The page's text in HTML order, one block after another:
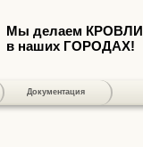
Мы делаем КРОВЛИ
в наших ГОРОДАХ!
Документация